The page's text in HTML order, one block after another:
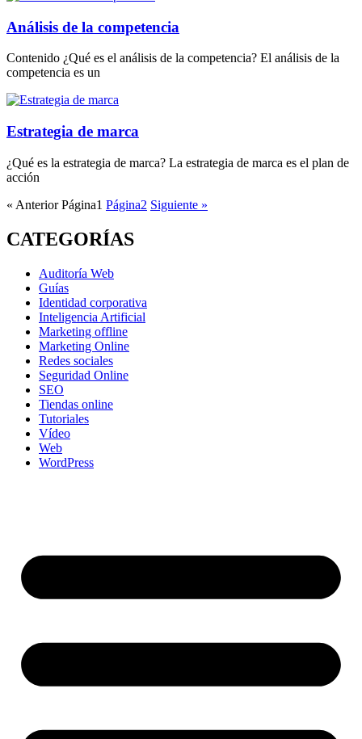
Análisis de la competencia
Contenido ¿Qué es el análisis de la competencia? El análisis de la
competencia es un
Estrategia de marca
¿Qué es la estrategia de marca? La estrategia de marca es el plan de
acción
« Anterior Página1 Página2 Siguiente »
CATEGORÍAS
Auditoría Web
Guías
Identidad corporativa
Inteligencia Artificial
Marketing offline
Marketing Online
Redes sociales
Seguridad Online
SEO
Tiendas online
Tutoriales
Vídeo
Web
WordPress